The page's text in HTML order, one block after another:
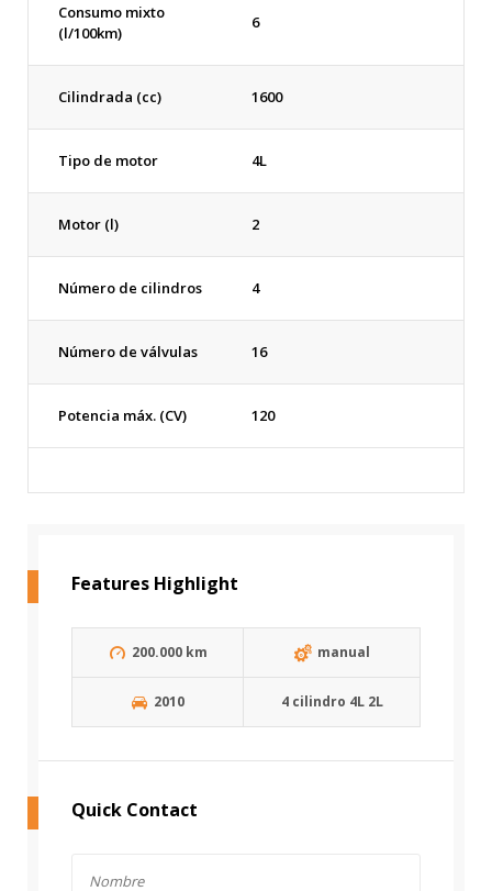
Consumo mixto
(l/100km)
6
Cilindrada (cc) 1600
Tipo de motor 4L
Motor (l) 2
Número de cilindros 4
Número de válvulas 16
Potencia máx. (CV) 120
Features Highlight
200.000 km manual
2010 4 cilindro 4L 2L
Quick Contact